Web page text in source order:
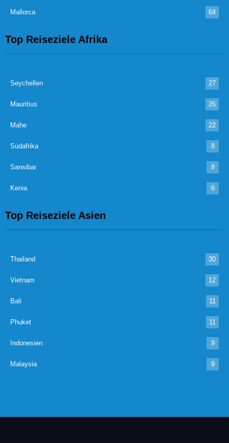
Mallorca 64
Top Reiseziele Afrika
Seychellen 27
Mauritius 26
Mahe 22
Südafrika 8
Sansibar 8
Kenia 6
Top Reiseziele Asien
Thailand 30
Vietnam 12
Bali 11
Phuket 11
Indonesien 9
Malaysia 9